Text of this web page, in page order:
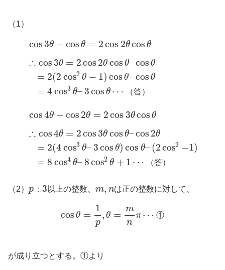
（1）
cos 3θ + cos θ = 2cos 2θcos θ
∴ cos 3θ = 2cos 2θ cos θ–cos θ
= 2(2 cos2 θ − 1) cos θ–cos θ
= 4cos3 θ– 3cos θ ⋯ （答）
cos4θ + cos 2θ = 2cos 3θcos θ
∴ cos4θ = 2cos 3θ cos θ–cos 2θ
= 2(4cos3 θ– 3cos θ) cos θ–(2cos2 −1)
= 8 cos4 θ–8cos2 θ + 1 ⋯ （答）
（2） p ： 3 以上の整数、m, nは正の整数に対して、
cos θ =
1
p
, θ =
m
n
π ⋯ ①
が成り立つとする。①より